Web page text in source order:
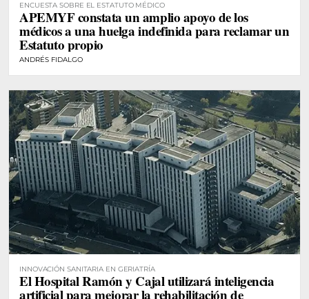
ENCUESTA SOBRE EL ESTATUTO MÉDICO
APEMYF constata un amplio apoyo de los
médicos a una huelga indefinida para reclamar un
Estatuto propio
ANDRÉS FIDALGO
INNOVACIÓN SANITARIA EN GERIATRÍA
El Hospital Ramón y Cajal utilizará inteligencia
artificial para mejorar la rehabilitación de